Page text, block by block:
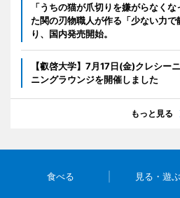
「うちの猫が爪切りを嫌がらなく
た関の刃物職人が作る「少ない力
り、国内発売開始。
【叡啓大学】7月17日(金)クレシー
ニングラウンジを開催しました
もっと見る
食べる 見る・遊ぶ